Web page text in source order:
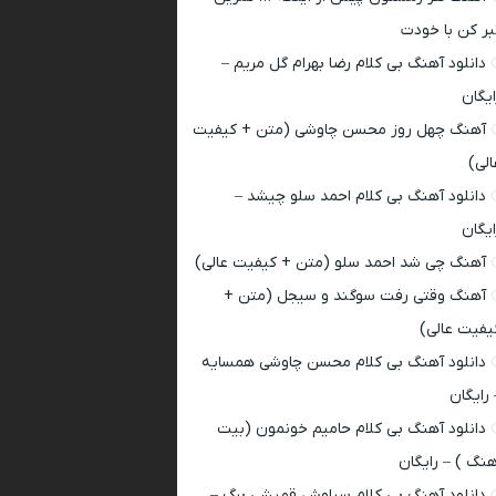
کن با خودت
دانلود آهنگ بی کلام رضا بهرام گل مریم –
آهنگ چهل روز محسن چاوشی (متن + کیفیت
دانلود آهنگ بی کلام احمد سلو چیشد –
آهنگ چی شد احمد سلو (متن + کیفیت عالی)
آهنگ وقتی رفت سوگند و سیجل (متن +
عالی)
دانلود آهنگ بی کلام محسن چاوشی همسایه
رایگان
دانلود آهنگ بی کلام حامیم خونمون (بیت
) – رایگان